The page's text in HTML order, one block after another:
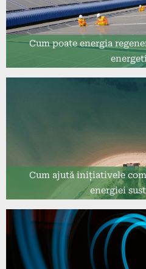
Cum poate energia
Cum ajută inițiativele
energiei